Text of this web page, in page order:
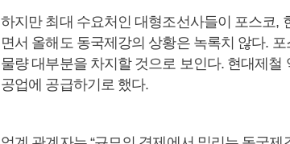
하지만 최대 수요처인 대형조선사들이 포스코,
면서 올해도 동국제강의 상황은 녹록치 않다.
물량 대부분을 차지할 것으로 보인다. 현대제
공업에 공급하기로 했다.